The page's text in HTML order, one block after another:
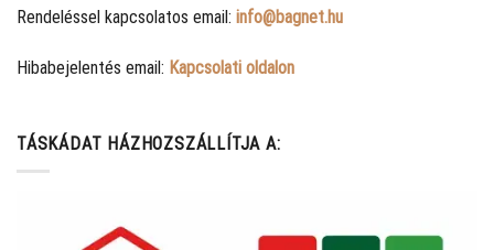
Rendeléssel kapcsolatos email: info@bagnet.hu
Hibabejelentés email: Kapcsolati oldalon
TÁSKÁDAT HÁZHOZSZÁLLÍTJA A: